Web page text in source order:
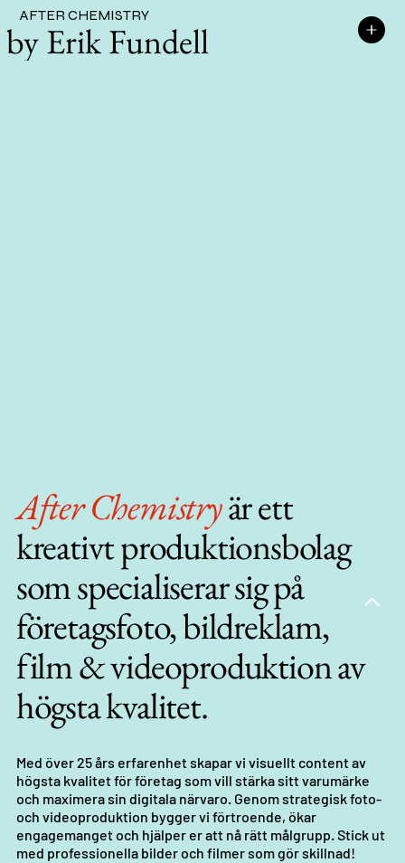
AFTER CHEMISTRY
by Erik Fundell
After Chemistryär ett
kreativt produktionsbolag
som specialiserar sig på
företagsfoto, bildreklam,
film & videoproduktion av
högsta kvalitet.
Med över 25 års erfarenhet skapar vi visuellt content av
högsta kvalitet för företag som vill stärka sitt varumärke
och maximera sin digitala närvaro. Genom strategisk foto-
och videoproduktion bygger vi förtroende, ökar
engagemanget och hjälper er att nå rätt målgrupp. Stick ut
med professionella bilder och filmer som gör skillnad!